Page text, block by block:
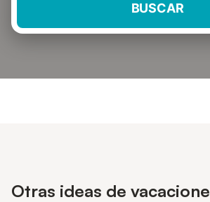
BUSCAR
Otras ideas de